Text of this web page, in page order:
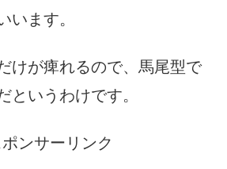
います。
けが痺れるので、馬尾型で
というわけです。
ポンサーリンク